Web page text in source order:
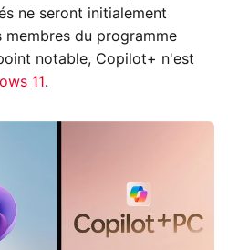
ne seront initialement
du programme
notable, Copilot+ n'est
11 .